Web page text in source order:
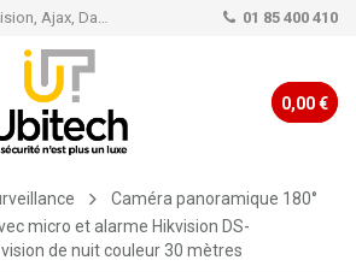
Distributeur officiel Hikvision, Ajax, Dahua, TP-Link - Caméra de vidéo surveillance - Alarme 01 85 400 410
0,00 €
Caméra panoramique 180°
micro et alarme Hikvision DS-
de nuit couleur 30 mètres